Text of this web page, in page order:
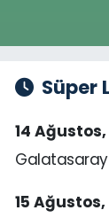
Süper
14
15